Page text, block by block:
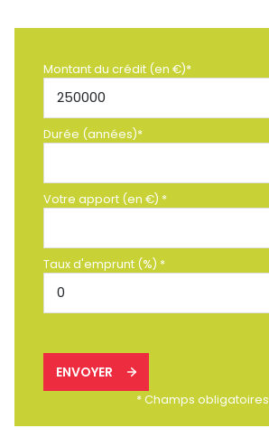
Montant du crédit (en €)*
Durée (années)*
Votre apport (en €) *
Taux d'emprunt (%) *
ENVOYER
* Champs obligatoires